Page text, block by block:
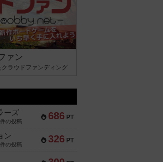
ァン
ラウドファンディング
686 PT
ーズ
の投稿
326 PT
ン
の投稿